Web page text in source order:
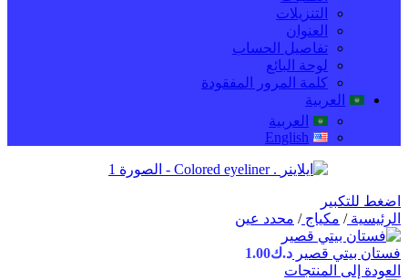
التنزيلات
العنوان
تفاصيل الحساب
لوحة البائع
كلمة المرور المفقودة
العربية
العربية
English
اضغط للتكبير
الرئيسية/ مكياج/ محدد عين
فستان بيتي قصير د.ك1.00
العودة إلى المنتجات